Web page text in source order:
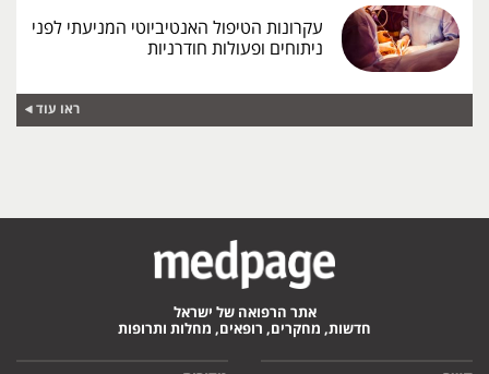
עקרונות הטיפול האנטיביוטי המניעתי לפני
ניתוחים ופעולות חודרניות
ראו עוד
אתר הרפואה של ישראל
חדשות, מחקרים, רופאים, מחלות ותרופות